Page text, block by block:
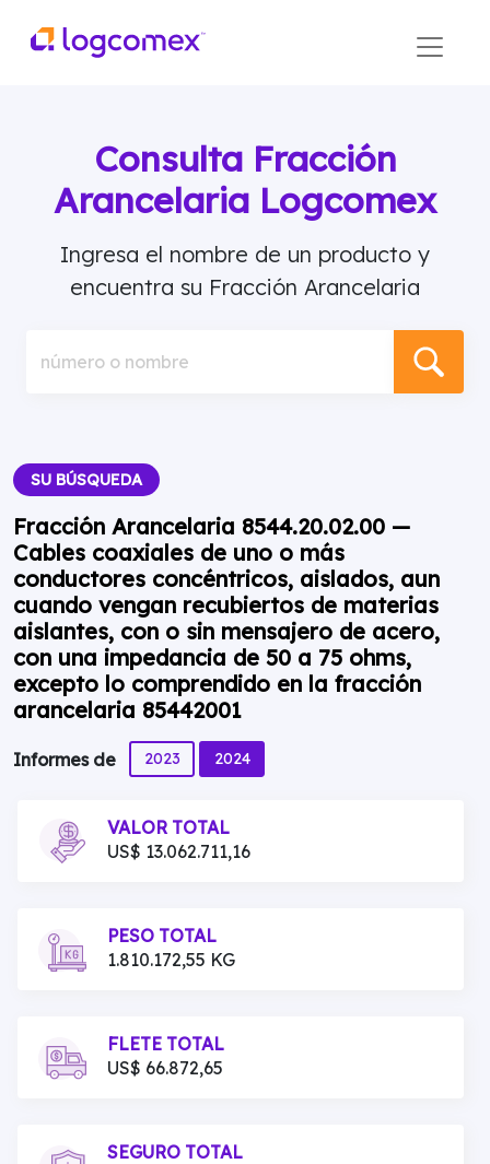
Consulta Fracción
Arancelaria Logcomex
Ingresa el nombre de un producto y
encuentra su Fracción Arancelaria
número o nombre
SU BÚSQUEDA
Fracción Arancelaria 8544.20.02.00 —
Cables coaxiales de uno o más
conductores concéntricos, aislados, aun
cuando vengan recubiertos de materias
aislantes, con o sin mensajero de acero,
con una impedancia de 50 a 75 ohms,
excepto lo comprendido en la fracción
arancelaria 85442001
Informes de 2023 2024
VALOR TOTAL
US$ 13.062.711,16
PESO TOTAL
1.810.172,55 KG
FLETE TOTAL
US$ 66.872,65
SEGURO TOTAL